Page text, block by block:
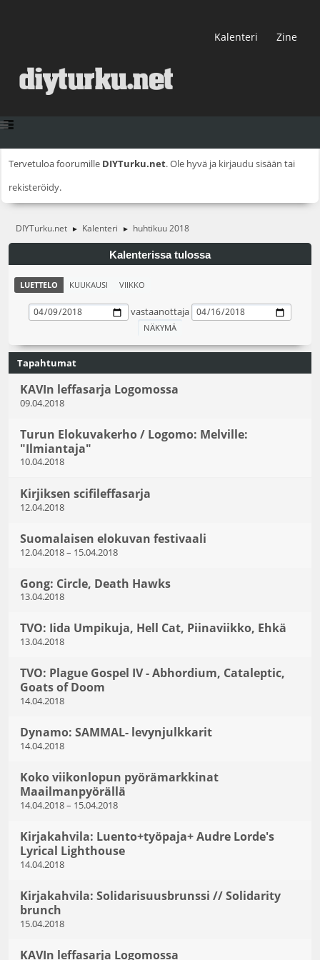
Kalenteri Zine
Tervetuloa foorumille DIYTurku.net. Ole hyvä ja kirjaudu sisään tai
rekisteröidy.
DIYTurku.net ► Kalenteri ► huhtikuu 2018
Kalenterissa tulossa
LUETTELO KUUKAUSI VIIKKO
vastaanottaja
Tapahtumat
KAVIn leffasarja Logomossa
09.04.2018
Turun Elokuvakerho / Logomo: Melville:
"Ilmiantaja"
10.04.2018
Kirjiksen scifileffasarja
12.04.2018
Suomalaisen elokuvan festivaali
12.04.2018– 15.04.2018
Gong: Circle, Death Hawks
13.04.2018
TVO: Iida Umpikuja, Hell Cat, Piinaviikko, Ehkä
13.04.2018
TVO: Plague Gospel IV - Abhordium, Cataleptic,
Goats of Doom
14.04.2018
Dynamo: SAMMAL- levynjulkkarit
14.04.2018
Koko viikonlopun pyörämarkkinat
Maailmanpyörällä
14.04.2018– 15.04.2018
Kirjakahvila: Luento+työpaja+ Audre Lorde's
Lyrical Lighthouse
14.04.2018
Kirjakahvila: Solidarisuusbrunssi // Solidarity
brunch
15.04.2018
KAVIn leffasarja Logomossa